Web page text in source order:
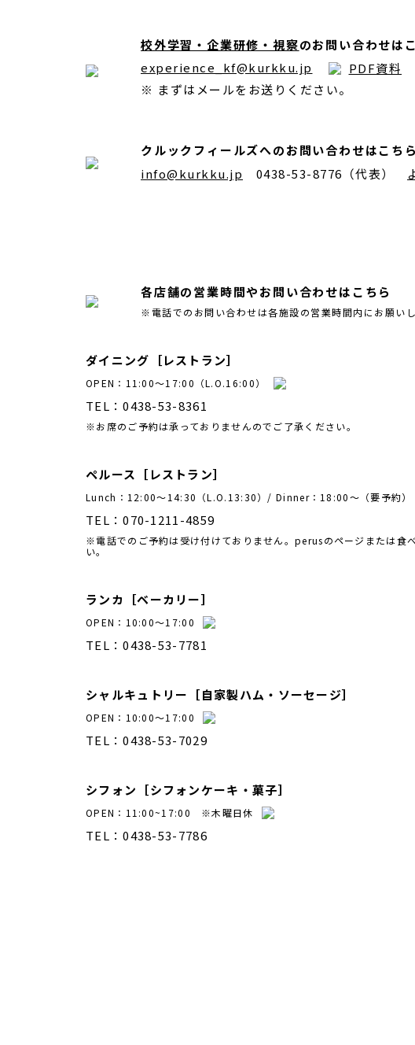
校外学習・企業研修・視察のお問い合わせは
experience_kf@kurkku.jp
PDF資料
※ まずはメールをお送りください。
クルックフィールズへのお問い合わせはこちら
info@kurkku.jp
0438-53-8776（代表）
各店舗の営業時間やお問い合わせはこちら
※電話でのお問い合わせは各施設の営業時間内にお願いし
ダイニング［レストラン］
OPEN：11:00～17:00（L.O.16:00）
TEL：0438-53-8361
※お席のご予約は承っておりませんので ご了承ください。
ペルース［レストラン］
Lunch：12:00〜14:30（L.O.13:30） / Dinner：18:00〜（要予約）
TEL：070-1211-4859
※電話でのご予約は受け付けておりません。perusのページまたは食
い。
ランカ［ベーカリー］
OPEN：10:00～17:00
TEL：0438-53-7781
シャルキュトリー［自家製ハム・ソーセージ］
OPEN：10:00～17:00
TEL：0438-53-7029
シフォン［シフォンケーキ・菓子］
OPEN：11:00~17:00 ※木曜日休
TEL：0438-53-7786